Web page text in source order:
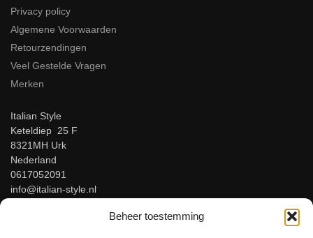
Beheer toestemming
Privacy policy
Algemene Voorwaarden
Retourzendingen
Veel Gestelde Vragen
Merken
Italian Style
Keteldiep 25 F
8321MH Urk
Nederland
0617052091
info@italian-style.nl
BTW: NL866816483B01